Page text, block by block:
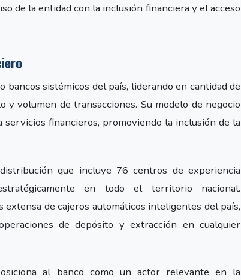
de la entidad con la inclusión financiera y el acceso
bancos sistémicos del país, liderando en cantidad de
volumen de transacciones. Su modelo de negocio
financieros, promoviendo la inclusión de la
que incluye 76 centros de experiencia
en todo el territorio nacional.
de cajeros automáticos inteligentes del país,
de depósito y extracción en cualquier
al banco como un actor relevante en la